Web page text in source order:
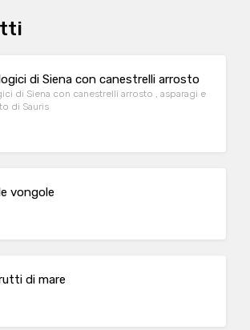
di Siena con canestrelli arrosto
di Siena con canestrelli arrosto , asparagi e
di Sauris
vongole
di mare